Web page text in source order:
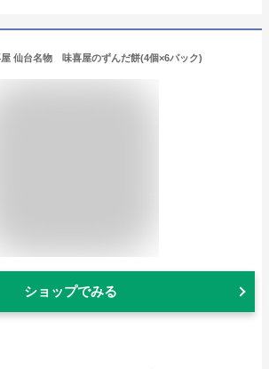
仙台名物 味喜屋のずんだ餅(4個×6パック)
ショップでみる